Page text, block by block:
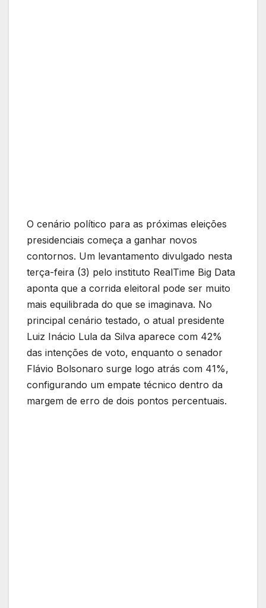
O cenário político para as próximas eleições
presidenciais começa a ganhar novos
contornos. Um levantamento divulgado nesta
terça-feira (3) pelo instituto RealTime Big Data
aponta que a corrida eleitoral pode ser muito
mais equilibrada do que se imaginava. No
principal cenário testado, o atual presidente
Luiz Inácio Lula da Silva aparece com 42%
das intenções de voto, enquanto o senador
Flávio Bolsonaro surge logo atrás com 41%,
configurando um empate técnico dentro da
margem de erro de dois pontos percentuais.